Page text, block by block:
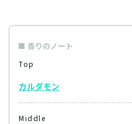
香りのノート
Top
カルダモン
Middle